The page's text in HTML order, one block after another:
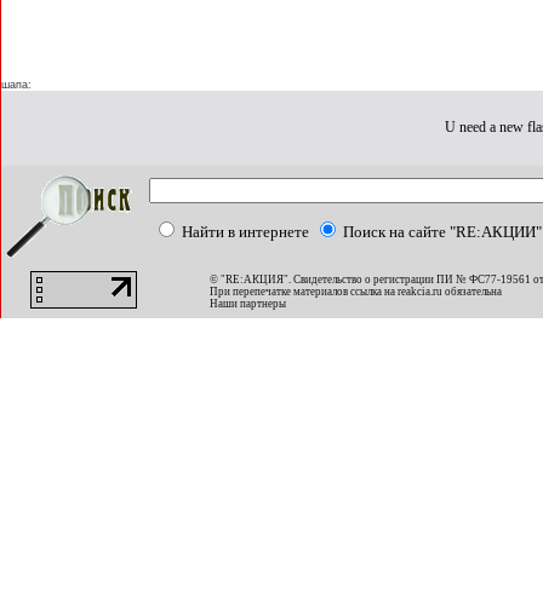
шапа:
U need a new
Найти в интернете Поиск на сайте "RE:АКЦИИ"
© "RE:АКЦИЯ". Свидетельство о регистрации ПИ № ФС77-19561
При перепечатке материалов ссылка на reakcia.ru обязательна
Наши партнеры